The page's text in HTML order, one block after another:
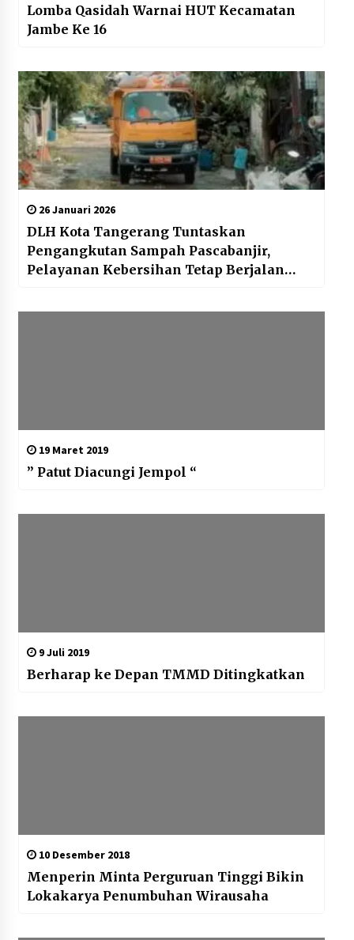
Lomba Qasidah Warnai HUT Kecamatan
Jambe Ke 16
26 Januari 2026
DLH Kota Tangerang Tuntaskan
Pengangkutan Sampah Pascabanjir,
Pelayanan Kebersihan Tetap Berjalan
19 Maret 2019
” Patut Diacungi Jempol “
9 Juli 2019
Berharap ke Depan TMMD Ditingkatkan
10 Desember 2018
Menperin Minta Perguruan Tinggi Bikin
Lokakarya Penumbuhan Wirausaha